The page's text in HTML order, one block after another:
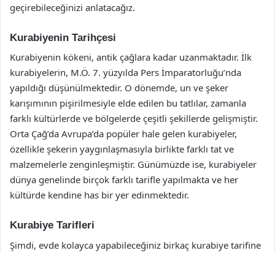
geçirebileceğinizi anlatacağız.
Kurabiyenin Tarihçesi
Kurabiyenin kökeni, antik çağlara kadar uzanmaktadır. İlk
kurabiyelerin, M.Ö. 7. yüzyılda Pers İmparatorluğu’nda
yapıldığı düşünülmektedir. O dönemde, un ve şeker
karışımının pişirilmesiyle elde edilen bu tatlılar, zamanla
farklı kültürlerde ve bölgelerde çeşitli şekillerde gelişmiştir.
Orta Çağ’da Avrupa’da popüler hale gelen kurabiyeler,
özellikle şekerin yaygınlaşmasıyla birlikte farklı tat ve
malzemelerle zenginleşmiştir. Günümüzde ise, kurabiyeler
dünya genelinde birçok farklı tarifle yapılmakta ve her
kültürde kendine has bir yer edinmektedir.
Kurabiye Tarifleri
Şimdi, evde kolayca yapabileceğiniz birkaç kurabiye tarifine